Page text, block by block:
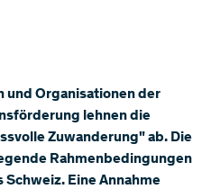
und Organisationen der
lehnen die
Zuwanderung" ab. Die
Rahmenbedingungen
Eine Annahme